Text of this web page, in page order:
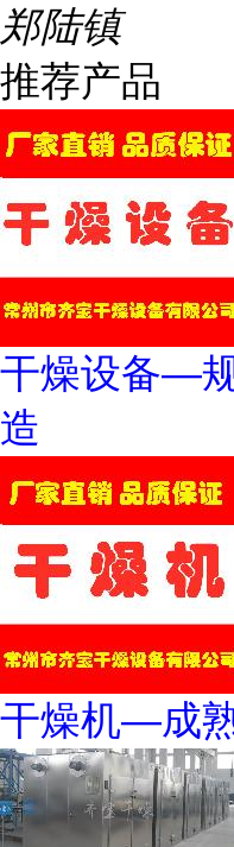
郑陆镇
推荐产品
干燥设备—
造
干燥机—成